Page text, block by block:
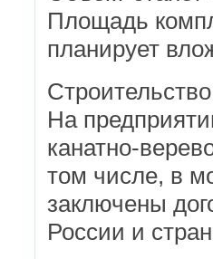
Площадь
планирует
На
канатно-
том числе, в
заключены
России и